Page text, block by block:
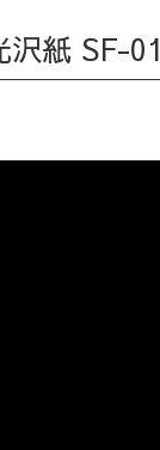
沢紙 SF-01